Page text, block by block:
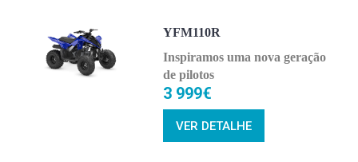
YFM110R
Inspiramos uma nova geração
de pilotos
3 999€
VER DETALHE